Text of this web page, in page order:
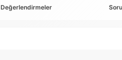
Değerlendirmeler